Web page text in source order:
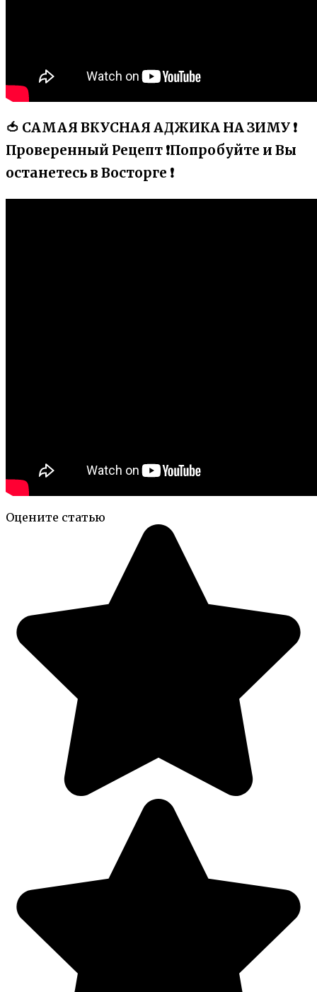
🍅 САМАЯ ВКУСНАЯ АДЖИКА НА ЗИМУ ❗
Проверенный Рецепт ❗Попробуйте и Вы
останетесь в Восторге ❗
Оцените статью